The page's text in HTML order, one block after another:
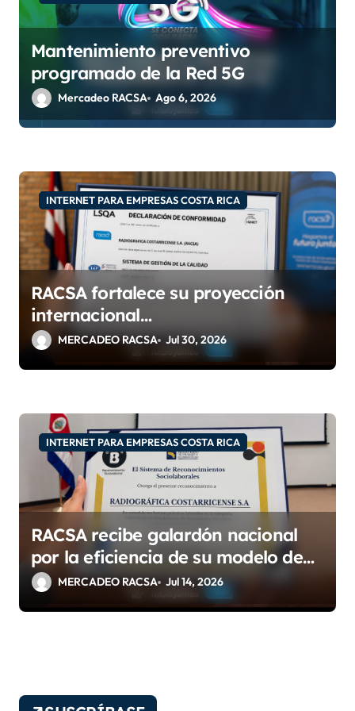
r
s
Mantenimiento preventivo
programado de la Red 5G
Mercadeo RACSA Ago 6, 2026
INTERNET PARA EMPRESAS COSTA RICA
RACSA fortalece su proyección
internacional
con las certificaciones ISO
9001:2015 e IQNet
MERCADEO RACSA Jul 30, 2026
INTERNET PARA EMPRESAS COSTA RICA
RACSA recibe galardón nacional
por la eficiencia de su modelo de
teletrabajo
MERCADEO RACSA Jul 14, 2026